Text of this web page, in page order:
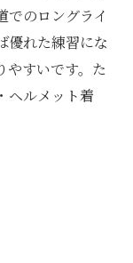
でのロングライ
優れた練習にな
やすいです。た
ヘルメット着